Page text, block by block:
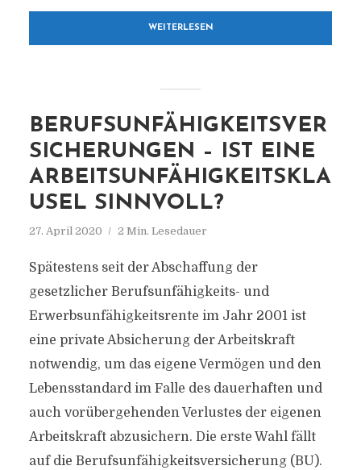
WEITERLESEN
BERUFSUNFÄHIGKEITSVER
SICHERUNGEN – IST EINE
ARBEITSUNFÄHIGKEITSKLA
USEL SINNVOLL?
27. April 2020 2 Min. Lesedauer
Spätestens seit der Abschaffung der
gesetzlicher Berufsunfähigkeits- und
Erwerbsunfähigkeitsrente im Jahr 2001 ist
eine private Absicherung der Arbeitskraft
notwendig, um das eigene Vermögen und den
Lebensstandard im Falle des dauerhaften und
auch vorübergehenden Verlustes der eigenen
Arbeitskraft abzusichern. Die erste Wahl fällt
auf die Berufsunfähigkeitsversicherung (BU).